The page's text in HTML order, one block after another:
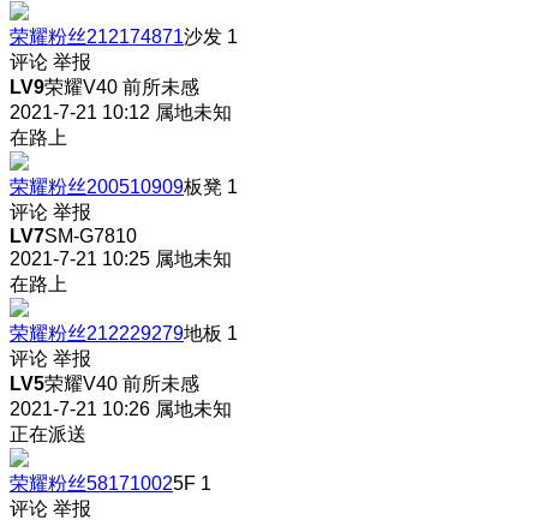
荣耀粉丝212174871沙发 1
评论 举报
LV9荣耀V40 前所未感
2021-7-21 10:12 属地未知
在路上
荣耀粉丝200510909板凳 1
评论 举报
LV7SM-G7810
2021-7-21 10:25 属地未知
在路上
荣耀粉丝212229279地板 1
评论 举报
LV5荣耀V40 前所未感
2021-7-21 10:26 属地未知
正在派送
荣耀粉丝581710025F 1
评论 举报